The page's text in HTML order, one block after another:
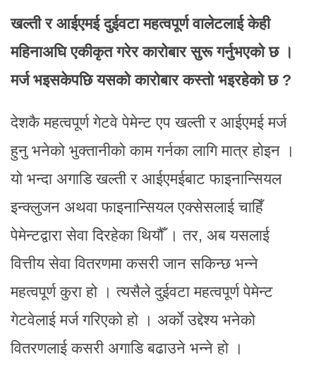
खल्ती र आईएमई दुईवटा महत्वपूर्ण वालेटलाई केही
महिनाअघि एकीकृत गरेर कारोबार सुरू गर्नुभएको छ ।
मर्ज भइसकेपछि यसको कारोबार कस्तो भइरहेको छ ?
देशकै महत्वपूर्ण गेटवे पेमेन्ट एप खल्ती र आईएमई मर्ज
हुनु भनेको भुक्तानीको काम गर्नका लागि मात्र होइन ।
यो भन्दा अगाडि खल्ती र आईएमईबाट फाइनान्सियल
इन्क्लुजन अथवा फाइनान्सियल एक्सेसलाई चाहिँ
पेमेन्टद्वारा सेवा दिरहेका थियौँ । तर, अब यसलाई
वित्तीय सेवा वितरणमा कसरी जान सकिन्छ भन्ने
महत्वपूर्ण कुरा हो । त्यसैले दुईवटा महत्वपूर्ण पेमेन्ट
गेटवेलाई मर्ज गरिएको हो । अर्काे उद्देश्य भनेको
वितरणलाई कसरी अगाडि बढाउने भन्ने हो ।